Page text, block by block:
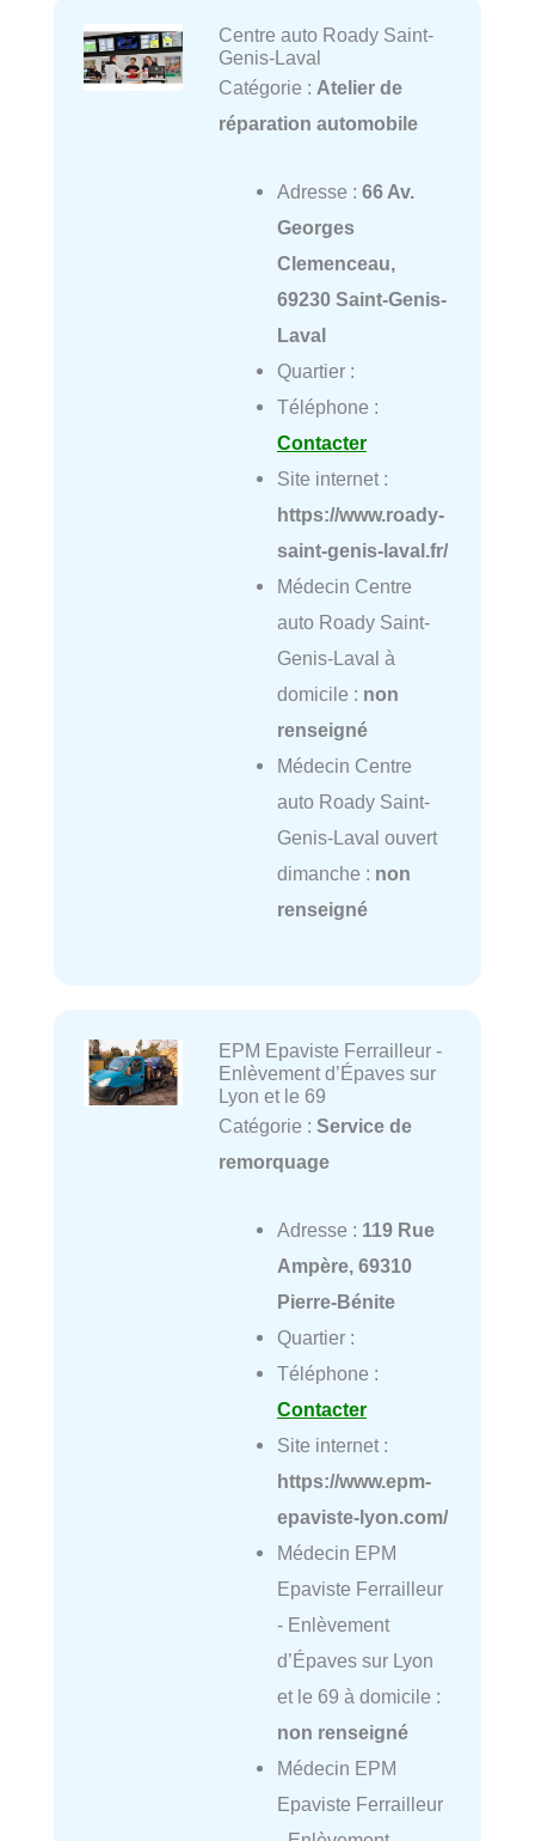
Centre auto Roady Saint-
Genis-Laval
Catégorie : Atelier de
réparation automobile
Adresse : 66 Av.
Georges
Clemenceau,
69230 Saint-Genis-
Laval
Quartier :
Téléphone :
Contacter
Site internet :
https://www.roady-
saint-genis-laval.fr/
Médecin Centre
auto Roady Saint-
Genis-Laval à
domicile : non
renseigné
Médecin Centre
auto Roady Saint-
Genis-Laval ouvert
dimanche : non
renseigné
EPM Epaviste Ferrailleur -
Enlèvement d’Épaves sur
Lyon et le 69
Catégorie : Service de
remorquage
Adresse : 119 Rue
Ampère, 69310
Pierre-Bénite
Quartier :
Téléphone :
Contacter
Site internet :
https://www.epm-
epaviste-lyon.com/
Médecin EPM
Epaviste Ferrailleur
- Enlèvement
d’Épaves sur Lyon
et le 69 à domicile :
non renseigné
Médecin EPM
Epaviste Ferrailleur